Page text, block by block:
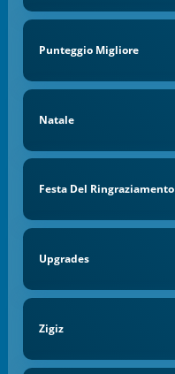
Punteggio Migliore
Natale
Festa Del Ringraziamento
Upgrades
Zigiz